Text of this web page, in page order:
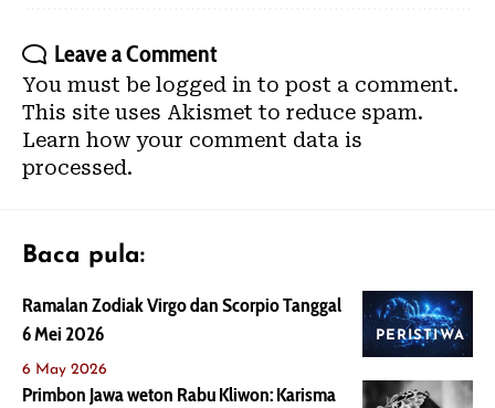
Leave a Comment
You must be logged in to post a comment.
This site uses Akismet to reduce spam.
Learn how your comment data is
processed.
Baca pula:
PERISTIWA
Ramalan Zodiak Virgo dan Scorpio Tanggal
6 Mei 2026
6 May 2026
Primbon Jawa weton Rabu Kliwon: Karisma